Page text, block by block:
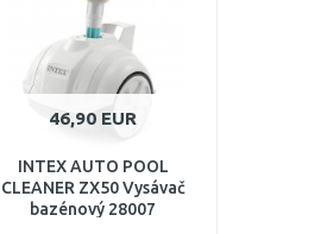
46,90 EUR
INTEX AUTO POOL
CLEANER ZX50 Vysávač
bazénový 28007